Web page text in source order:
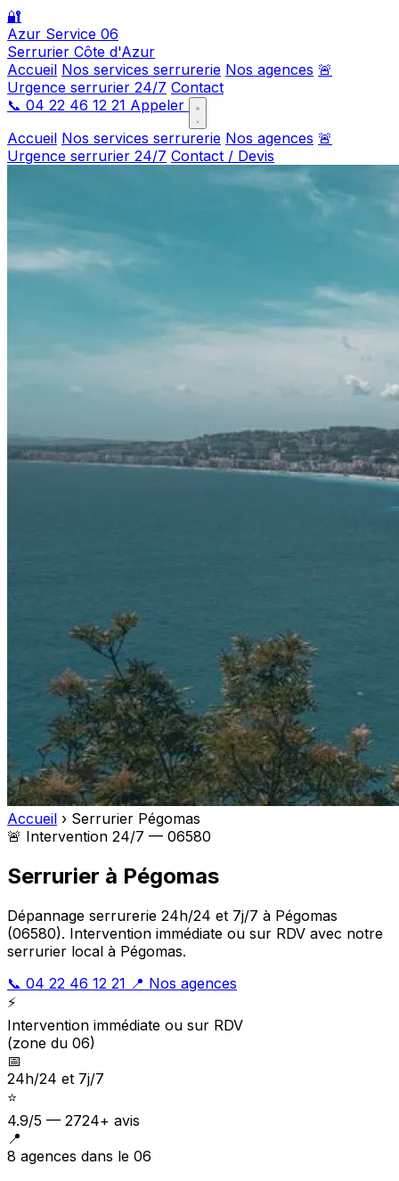
🔐
Azur Service 06
Serrurier Côte d'Azur
Accueil Nos services serrurerie Nos agences 🚨
Urgence serrurier 24/7 Contact
📞 04 22 46 12 21 Appeler
Accueil Nos services serrurerie Nos agences 🚨
Urgence serrurier 24/7 Contact / Devis
Accueil › Serrurier Pégomas
🚨 Intervention 24/7 — 06580
Serrurier à Pégomas
Dépannage serrurerie 24h/24 et 7j/7 à Pégomas
(06580). Intervention immédiate ou sur RDV avec notre
serrurier local à Pégomas.
📞 04 22 46 12 21 📍 Nos agences
⚡
Intervention immédiate ou sur RDV
(zone du 06)
📅
24h/24 et 7j/7
⭐
4.9/5 — 2724+ avis
📍
8 agences dans le 06